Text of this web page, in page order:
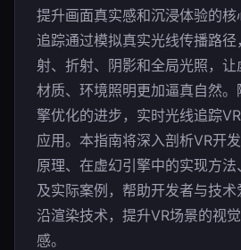
提升画面真实感和沉浸体验的
追踪通过模拟真实光线传播路径
射、折射、阴影和全局光照，
材质、环境照明更加逼真自然。
擎优化的进步，实时光线追踪
应用。本指南将深入剖析VR开
原理、在虚幻引擎中的实现方
及实际案例，帮助开发者与技
沿渲染技术，提升VR场景的视
感。